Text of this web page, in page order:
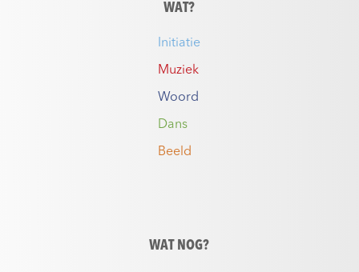
WAT?
Initiatie
Muziek
Woord
Dans
Beeld
WAT NOG?